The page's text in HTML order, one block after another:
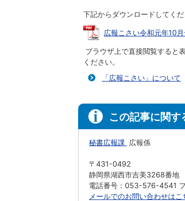
下記からダウンロードしてくだ
広報こさい令和元年10
ブラウザ上で直接閲覧すると
ください。
「広報こさい」について
この記事に関
秘書広報課 広報係
〒431-0492
静岡県湖西市吉美3268番地
電話番号：053-576-4541
メールでのお問い合わせはこ